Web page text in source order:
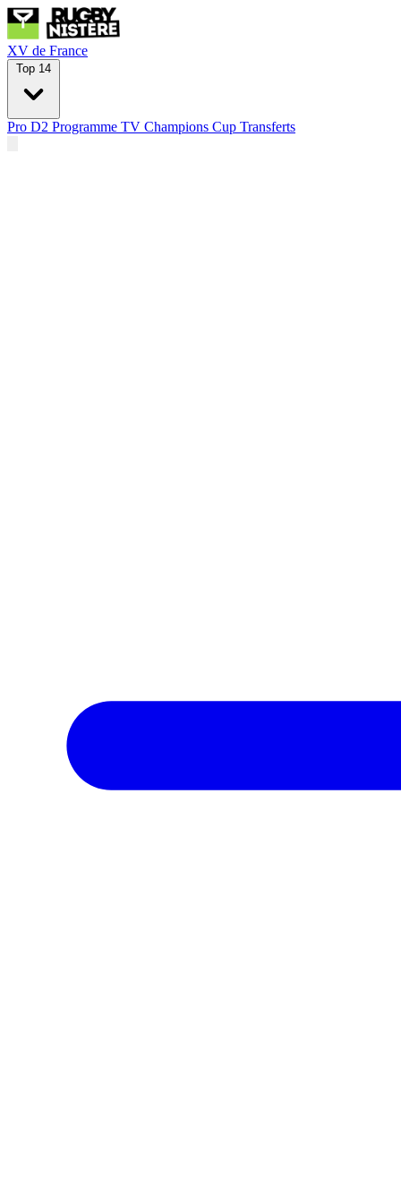
XV de France
Top 14
Pro D2 Programme TV Champions Cup Transferts